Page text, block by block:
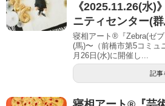
《2025.11.26(水)
ニティセンター(
寝相アート®『Zebra(ゼ
(馬)〜（前橋市第5コミュ
月26日(水)に開催し...
記事